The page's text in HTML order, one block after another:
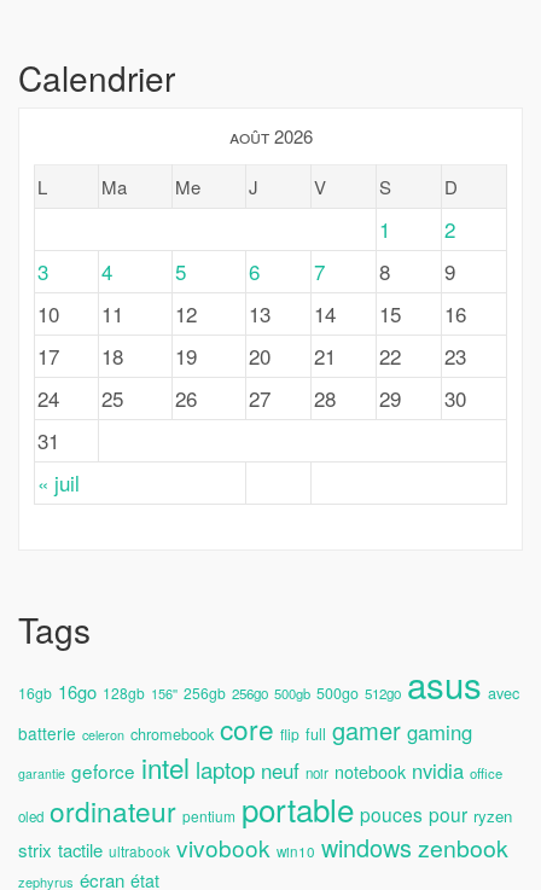
Calendrier
août 2026
L
Ma Me J V S D
« juil
1
2
3
4 5 6 7 8
9
10
11 12 13 14 15
16
17
18 19 20 21 22
23
24
25 26 27 28 29
30
31
Tags
16gb 16go 128gb 156'' 256gb 256go 500gb 500go 512go asus avec
batterie celeron chromebook core flip full gamer gaming
garantie geforce intel laptop neuf noir notebook nvidia office
oled ordinateur pentium portable pouces pour ryzen
strix tactile ultrabook vivobook win10 windows zenbook
zephyrus écran état